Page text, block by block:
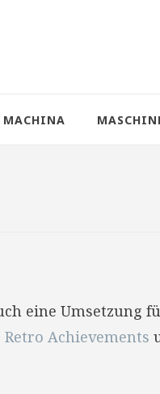
MACHINA
eine Umsetzung
Retro Achievements